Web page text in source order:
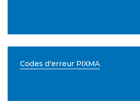
Codes d'erreur PIXMA